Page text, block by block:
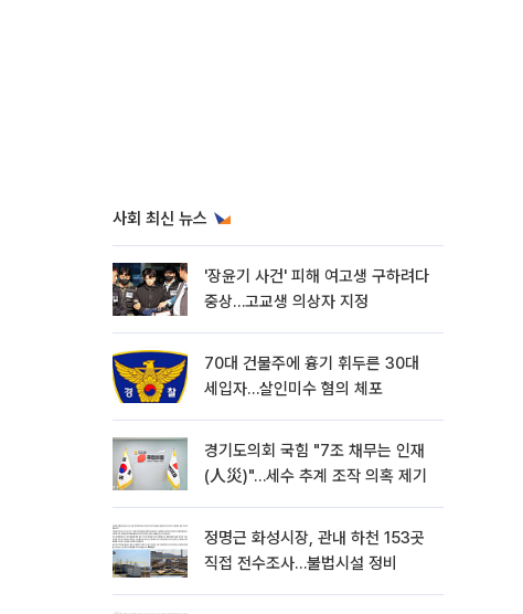
사회 최신 뉴스
'장윤기 사건' 피해 여고생 구하려다
중상…고교생 의상자 지정
70대 건물주에 흉기 휘두른 30대
세입자…살인미수 혐의 체포
경기도의회 국힘 "7조 채무는 인재
(人災)"…세수 추계 조작 의혹 제기
정명근 화성시장, 관내 하천 153곳
직접 전수조사…불법시설 정비